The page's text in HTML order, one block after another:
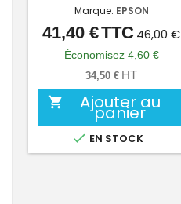
Marque: EPSON
Prix
Prix
de
base
41,40 €TTC46,00 €
Économisez 4,60 €
34,50 € HT
 Ajouter au
panier
 EN STOCK